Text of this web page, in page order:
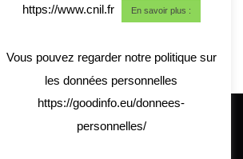
COORDONNES
EN CAS DE CRISE CYBER
https://www.cnil.fr
En savoir plus :
Vous pouvez regarder notre politique sur
les données personnelles
https://goodinfo.eu/donnees-
personnelles/